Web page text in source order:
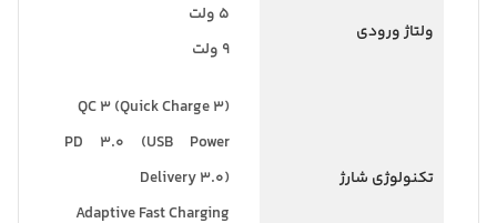
ولتاژ ورودی
۵ ولت
۹ ولت
تکنولوژی شارژ
QC ۳ (Quick Charge ۳)
PD ۳.۰ (USB Power
Delivery ۳.۰)
Adaptive Fast Charging